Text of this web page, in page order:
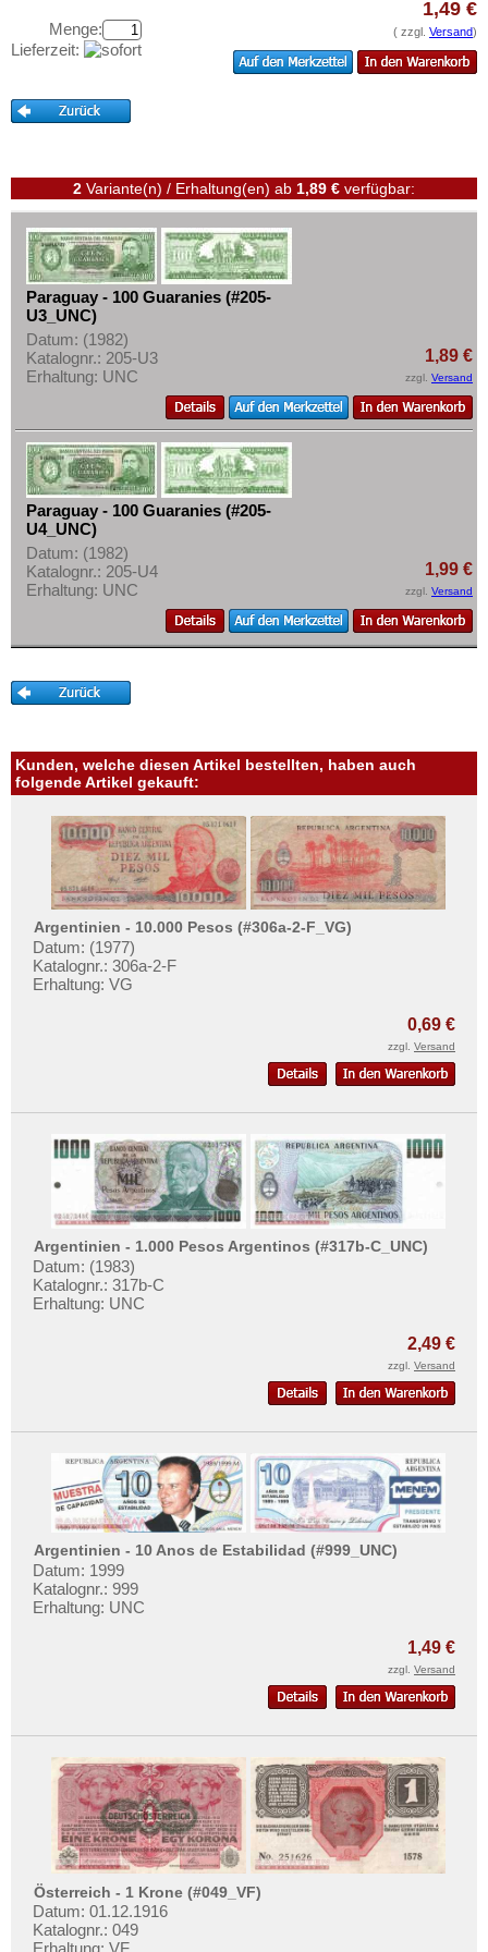
Uruguay
Venezuela
Banknotenbriefe
Aufbewahrung
Ihre Bewertungen
Kontakt
Informationen
Preislisten
Ankauf
Erhaltungsgrade
Gratisbanknoten
FAQ
Mehr über...
Zahlungsbedingungen
Privatsphäre und Datenschutz
Widerrufsbelehrung
Liefer- und Versandkosten
Impressum
Menge:
Lieferzeit:
1,49 €
( zzgl. Versand)
2 Variante(n) / Erhaltung(en) ab 1,89 € verfügbar:
Paraguay - 100 Guaranies (#205-
U3_UNC)
Datum: (1982)
Katalognr.: 205-U3
Erhaltung: UNC
1,89 €
zzgl. Versand
Paraguay - 100 Guaranies (#205-
U4_UNC)
Datum: (1982)
Katalognr.: 205-U4
Erhaltung: UNC
1,99 €
zzgl. Versand
Kunden, welche diesen Artikel bestellten, haben auch
folgende Artikel gekauft:
Argentinien - 10.000 Pesos (#306a-2-F_VG)
Datum: (1977)
Katalognr.: 306a-2-F
Erhaltung: VG
0,69 €
zzgl. Versand
Argentinien - 1.000 Pesos Argentinos (#317b-C_UNC)
Datum: (1983)
Katalognr.: 317b-C
Erhaltung: UNC
2,49 €
zzgl. Versand
Argentinien - 10 Anos de Estabilidad (#999_UNC)
Datum: 1999
Katalognr.: 999
Erhaltung: UNC
1,49 €
zzgl. Versand
Österreich - 1 Krone (#049_VF)
Datum: 01.12.1916
Katalognr.: 049
Erhaltung: VF